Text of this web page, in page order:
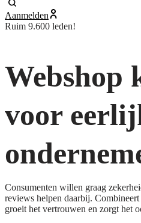
Aanmelden
Ruim 9.600 leden!
Webshop
voor
Consumenten willen graag
reviews helpen daarbij.
groeit het vertrouwen en zorgt het